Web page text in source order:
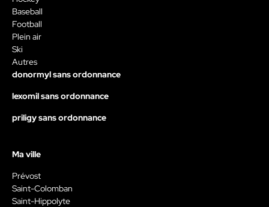
Baseball
Football
Plein air
Ski
Autres
donormyl sans ordonnance
lexomil sans ordonnance
priligy sans ordonnance
Ma ville
Prévost
Saint-Colomban
Saint-Hippolyte